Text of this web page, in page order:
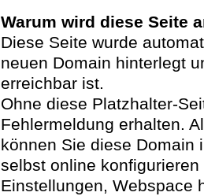
Warum wird diese Seite
Diese Seite wurde
neuen Domain hinterlegt
erreichbar ist.
Ohne diese Platzhalter-
Fehlermeldung erhalten.
können Sie diese Domain
selbst online
Einstellungen, Webspace